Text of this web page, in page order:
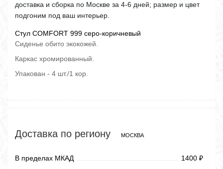
доставка и сборка по Москве за 4-6 дней; размер и цвет
подгоним под ваш интерьер.
Стул COMFORT 999 серо-коричневый
Сиденье обито экокожей.
Каркас хромированный.
Упакован - 4 шт./1 кор.
Доставка по региону МОСКВА
В пределах МКАД 1400 ₽